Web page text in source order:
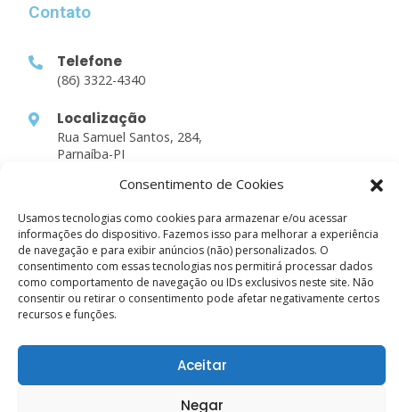
Consentimento de Cookies
Usamos tecnologias como cookies para armazenar e/ou acessar
informações do dispositivo. Fazemos isso para melhorar a experiência
de navegação e para exibir anúncios (não) personalizados. O
consentimento com essas tecnologias nos permitirá processar dados
como comportamento de navegação ou IDs exclusivos neste site. Não
consentir ou retirar o consentimento pode afetar negativamente certos
recursos e funções.
Aceitar
Negar
Contato
Telefone
(86) 3322-4340
Localização
Rua Samuel Santos, 284,
Parnaíba-PI
Sobre nós
Atividades
Estudos